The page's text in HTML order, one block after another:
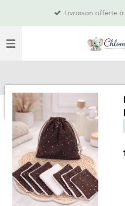
principal
Livraison offerte